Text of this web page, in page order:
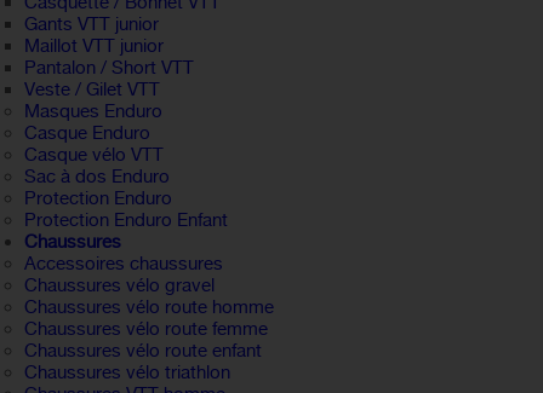
Gants VTT junior
Maillot VTT junior
Pantalon / Short VTT
Veste / Gilet VTT
Masques Enduro
Casque Enduro
Casque vélo VTT
Sac à dos Enduro
Protection Enduro
Protection Enduro Enfant
Chaussures
Accessoires chaussures
Chaussures vélo gravel
Chaussures vélo route homme
Chaussures vélo route femme
Chaussures vélo route enfant
Chaussures vélo triathlon